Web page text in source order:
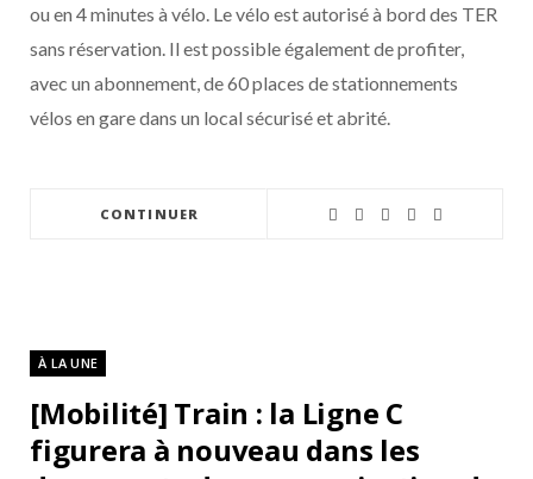
ou en 4 minutes à vélo. Le vélo est autorisé à bord des TER
sans réservation. Il est possible également de profiter,
avec un abonnement, de 60 places de stationnements
vélos en gare dans un local sécurisé et abrité.
CONTINUER
À LA UNE
[Mobilité] Train : la Ligne C
figurera à nouveau dans les